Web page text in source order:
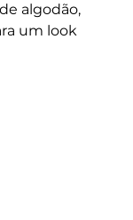
algodão,
um look